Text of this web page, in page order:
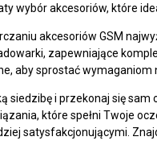
wybór akcesoriów, które
akcesoriów GSM
zapewniające
aby sprostać
siedzibę i przekonaj się
które spełni Twoje
satysfakcjonującymi.